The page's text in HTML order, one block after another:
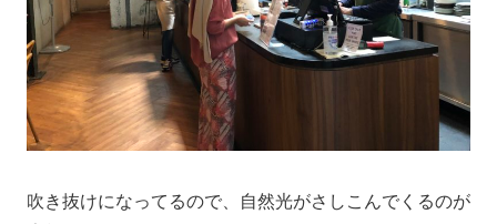
吹き抜けになってるので、自然光がさしこんでくるのが